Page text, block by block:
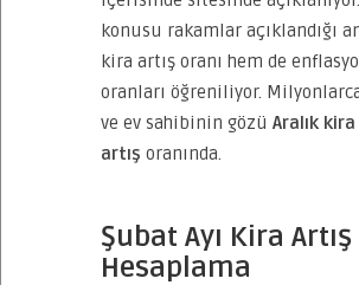
konusu rakamlar açıklandığı
kira artış oranı hem de
oranları öğreniliyor.
ve ev sahibinin gözü Aralık kira
artış oranında.
Şubat Ayı Kira Artış
Hesaplama